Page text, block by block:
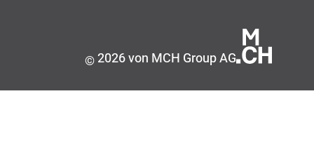
©2026 von MCH Group AG